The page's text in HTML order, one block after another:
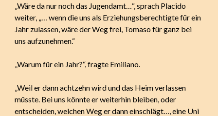
„Wäre da nur noch das Jugendamt…“, sprach Placido
weiter, „… wenn die uns als Erziehungsberechtigte für ein
Jahr zulassen, wäre der Weg frei, Tomaso für ganz bei
uns aufzunehmen.“
„Warum für ein Jahr?“, fragte Emiliano.
„Weil er dann achtzehn wird und das Heim verlassen
müsste. Bei uns könnte er weiterhin bleiben, oder
entscheiden, welchen Weg er dann einschlägt…, eine Uni